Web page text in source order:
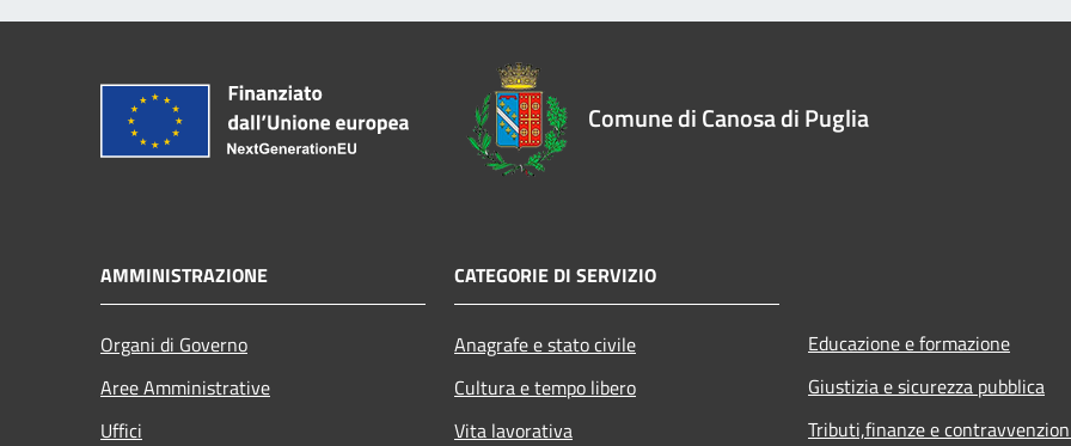
Comune di Canosa di Puglia
AMMINISTRAZIONE
Organi di Governo
Aree Amministrative
Uffici
CATEGORIE DI SERVIZIO
Anagrafe e stato civile
Cultura e tempo libero
Vita lavorativa
Educazione e formazione
Giustizia e sicurezza pubblica
Tributi,finanze e